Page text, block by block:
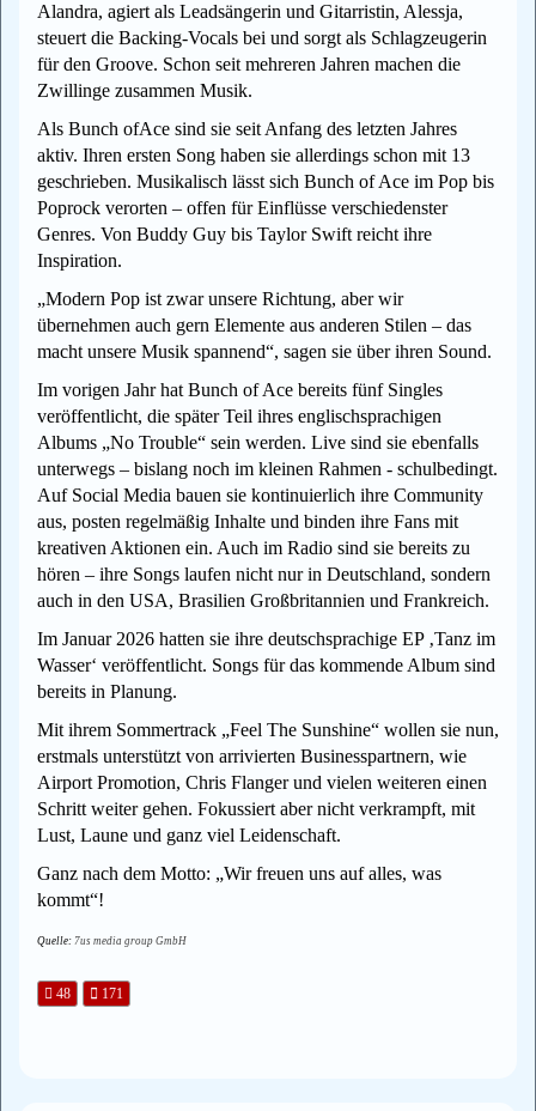
Alandra, agiert als Leadsängerin und Gitarristin, Alessja,
steuert die Backing-Vocals bei und sorgt als Schlagzeugerin
für den Groove. Schon seit mehreren Jahren machen die
Zwillinge zusammen Musik.
Als Bunch ofAce sind sie seit Anfang des letzten Jahres
aktiv. Ihren ersten Song haben sie allerdings schon mit 13
geschrieben. Musikalisch lässt sich Bunch of Ace im Pop bis
Poprock verorten – offen für Einflüsse verschiedenster
Genres. Von Buddy Guy bis Taylor Swift reicht ihre
Inspiration.
„Modern Pop ist zwar unsere Richtung, aber wir
übernehmen auch gern Elemente aus anderen Stilen – das
macht unsere Musik spannend“, sagen sie über ihren Sound.
Im vorigen Jahr hat Bunch of Ace bereits fünf Singles
veröffentlicht, die später Teil ihres englischsprachigen
Albums „No Trouble“ sein werden. Live sind sie ebenfalls
unterwegs – bislang noch im kleinen Rahmen - schulbedingt.
Auf Social Media bauen sie kontinuierlich ihre Community
aus, posten regelmäßig Inhalte und binden ihre Fans mit
kreativen Aktionen ein. Auch im Radio sind sie bereits zu
hören – ihre Songs laufen nicht nur in Deutschland, sondern
auch in den USA, Brasilien Großbritannien und Frankreich.
Im Januar 2026 hatten sie ihre deutschsprachige EP ‚Tanz im
Wasser‘ veröffentlicht. Songs für das kommende Album sind
bereits in Planung.
Mit ihrem Sommertrack „Feel The Sunshine“ wollen sie nun,
erstmals unterstützt von arrivierten Businesspartnern, wie
Airport Promotion, Chris Flanger und vielen weiteren einen
Schritt weiter gehen. Fokussiert aber nicht verkrampft, mit
Lust, Laune und ganz viel Leidenschaft.
Ganz nach dem Motto: „Wir freuen uns auf alles, was
kommt“!
Quelle: 7us media group GmbH
48 171